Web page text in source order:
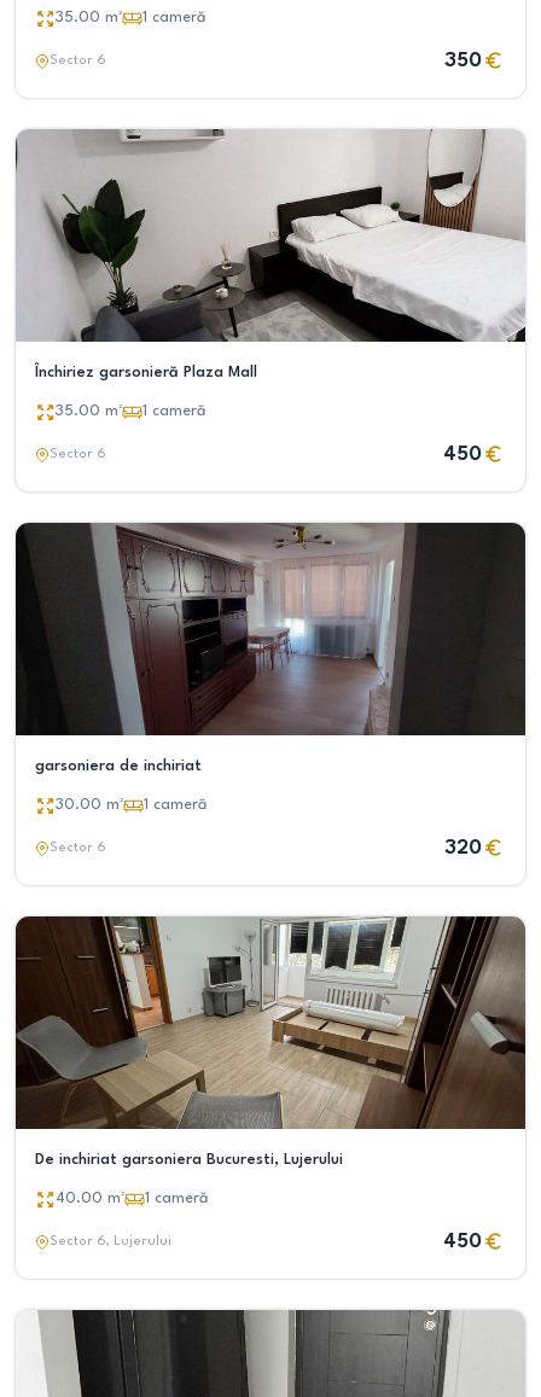
35.00 m² 1 cameră
Sector 6 350
Închiriez garsonieră Plaza Mall
35.00 m² 1 cameră
Sector 6 450
garsoniera de inchiriat
30.00 m² 1 cameră
Sector 6 320
De inchiriat garsoniera Bucuresti, Lujerului
40.00 m² 1 cameră
Sector 6, Lujerului 450